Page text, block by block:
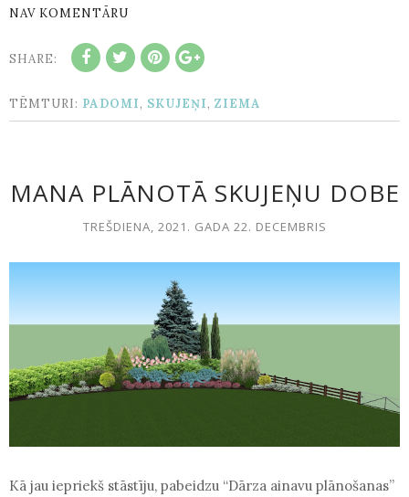
NAV KOMENTĀRU
SHARE:
TĒMTURI: PADOMI, SKUJEŅI, ZIEMA
MANA PLĀNOTĀ SKUJEŅU DOBE
TREŠDIENA, 2021. GADA 22. DECEMBRIS
Kā jau iepriekš stāstīju, pabeidzu “Dārza ainavu plānošanas”